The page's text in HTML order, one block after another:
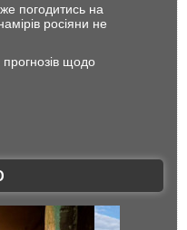
погодитись на
росіяни не
щодо